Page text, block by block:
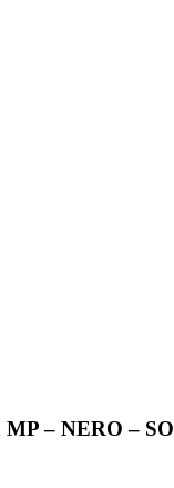
– NERO – SO